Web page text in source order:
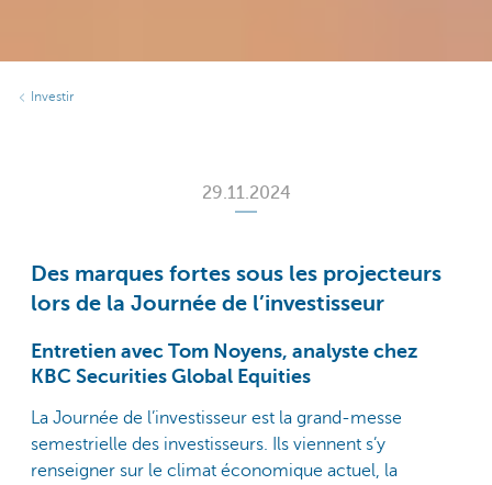
Investir
29.11.2024
Des marques fortes sous les projecteurs
lors de la Journée de l’investisseur
Entretien avec Tom Noyens, analyste chez
KBC Securities Global Equities
La Journée de l’investisseur est la grand-messe
semestrielle des investisseurs. Ils viennent s’y
renseigner sur le climat économique actuel, la